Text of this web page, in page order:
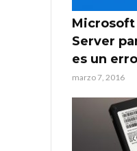
Microsoft
Server
es un
marzo 7, 2016